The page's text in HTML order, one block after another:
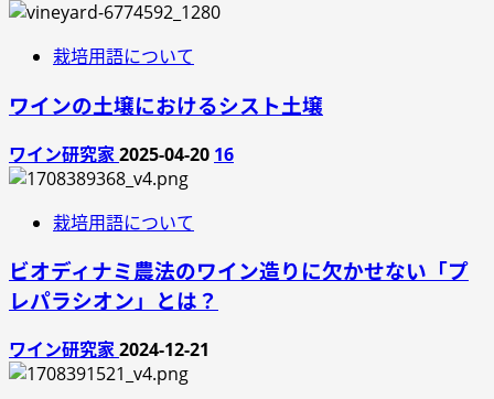
栽培用語について
ワインの土壌におけるシスト土壌
ワイン研究家2025-04-20 16
栽培用語について
ビオディナミ農法のワイン造りに欠かせない「プ
レパラシオン」とは？
ワイン研究家2024-12-21